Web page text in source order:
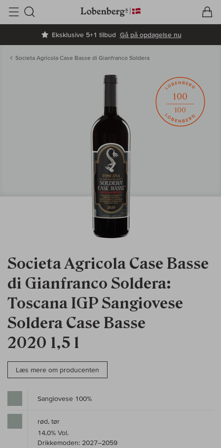
Eksklusive 5+1 tilbud Gå på opdagelse nu
Søg
Societa Agricola Case Basse di Gianfranco Soldera
Societa Agricola Case Basse
di Gianfranco Soldera:
Toscana IGP Sangiovese
Soldera Case Basse
2020 1,5 l
Læs mere om producenten
100
100
Sangiovese 100%
rød, tør
14,0% Vol.
Drikkemoden: 2027–2059